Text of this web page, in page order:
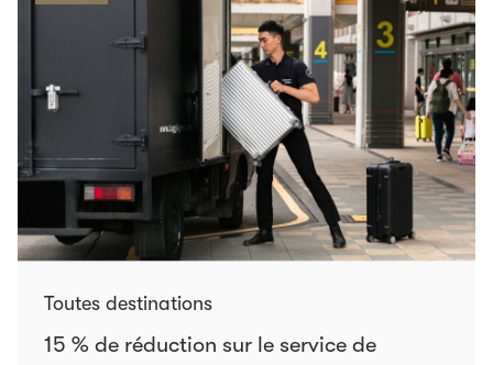
Toutes destinations
15 % de réduction sur le service de